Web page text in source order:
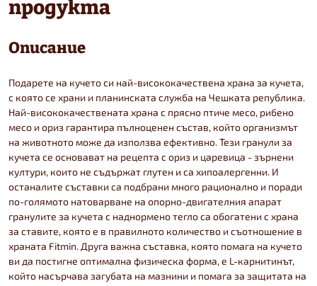
Описание
Подарете на кучето си най-висококачествена храна за кучета,
с която се храни и планинската служба на Чешката република.
Най-висококачествената храна с прясно птиче месо, рибено
месо и ориз гарантира пълноценен състав, който организмът
на животното може да използва ефективно. Тези гранули за
кучета се основават на рецепта с ориз и царевица - зърнени
култури, които не съдържат глутен и са хипоалергенни. И
останалите съставки са подбрани много рационално и поради
по-голямото натоварване на опорно-двигателния апарат
гранулите за кучета с наднормено тегло са обогатени с храна
за ставите, която е в правилното количество и съотношение в
храната Fitmin. Друга важна съставка, която помага на кучето
ви да постигне оптимална физическа форма, е L-карнитинът,
който насърчава загубата на мазнини и помага за защитата на